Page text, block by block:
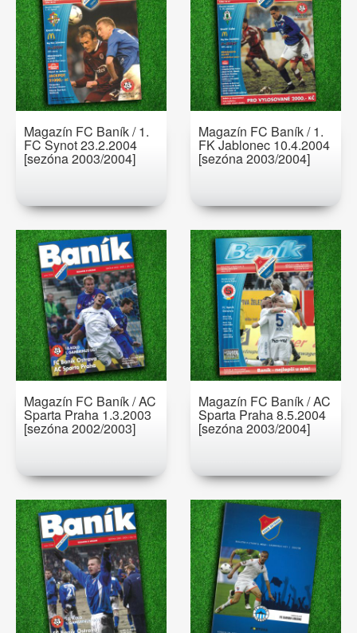
Magazín FC Baník / 1.
FC Synot 23.2.2004
[sezóna 2003/2004]
Magazín FC Baník / 1.
FK Jablonec 10.4.2004
[sezóna 2003/2004]
Magazín FC Baník / AC
Sparta Praha 1.3.2003
[sezóna 2002/2003]
Magazín FC Baník / AC
Sparta Praha 8.5.2004
[sezóna 2003/2004]